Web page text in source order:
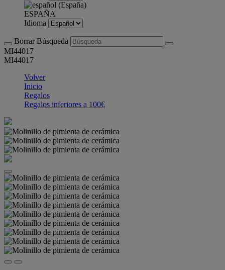
ESPAÑA
Idioma
Borrar Búsqueda
MI44017
MI44017
Volver
Inicio
Regalos
Regalos inferiores a 100€